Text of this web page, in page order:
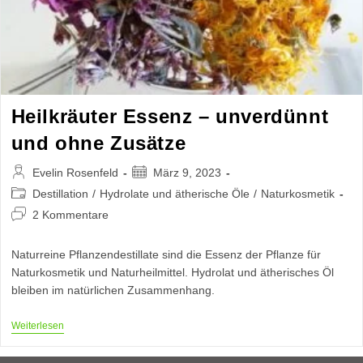
Heilkräuter Essenz – unverdünnt
und ohne Zusätze
Beitrags-
Autor:
Evelin Rosenfeld
Beitrag
veröffentlicht:
März 9, 2023
Beitrags-
Kategorie:
Destillation / Hydrolate und ätherische Öle / Naturkosmetik
Beitrags-2 Kommentare
Naturreine Pflanzendestillate sind die Essenz der Pflanze für
Naturkosmetik und Naturheilmittel. Hydrolat und ätherisches Öl
bleiben im natürlichen Zusammenhang.
WeiterlesenHeilkräuter